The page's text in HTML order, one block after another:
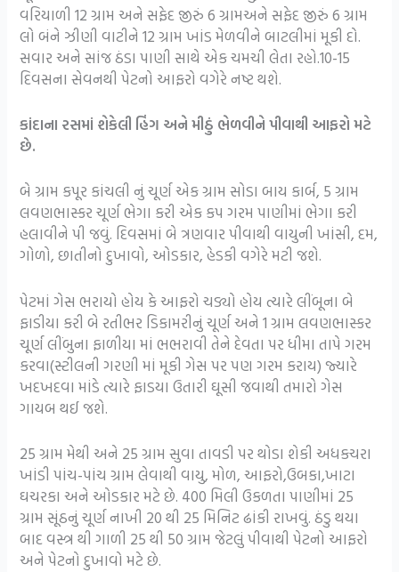
વરિયાળી 12 ગ્રામ અને સફેદ જીરું 6 ગ્રામઅને સફેદ જીરું 6 ગ્રામ
લો બંને ઝીણી વાટીને 12 ગ્રામ ખાંડ મેળવીને બાટલીમાં મૂકી દો.
સવાર અને સાંજ ઠંડા પાણી સાથે એક ચમચી લેતા રહો.10-15
દિવસના સેવનથી પેટનો આફરો વગેરે નષ્ટ થશે.
કાંદાના રસમાં શેકેલી હિંગ અને મીઠું ભેળવીને પીવાથી આફરો મટે
છે.
બે ગ્રામ કપૂર કાંચલી નું ચૂર્ણ એક ગ્રામ સોડા બાય કાર્બ, 5 ગ્રામ
લવણભાસ્કર ચૂર્ણ ભેગા કરી એક કપ ગરમ પાણીમાં ભેગા કરી
હલાવીને પી જવું. દિવસમાં બે ત્રણવાર પીવાથી વાયુની ખાંસી, દમ,
ગોળો, છાતીનો દુખાવો, ઓડકાર, હેડકી વગેરે મટી જશે.
પેટમાં ગેસ ભરાયો હોય કે આફરો ચડ્યો હોય ત્યારે લીંબૂના બે
ફાડીયા કરી બે રતીભર ડિકામરીનું ચૂર્ણ અને 1 ગ્રામ લવણભાસ્કર
ચૂર્ણ લીંબુના ફાળીયા માં ભભરાવી તેને દેવતા પર ધીમા તાપે ગરમ
કરવા(સ્ટીલની ગરણી માં મૂકી ગેસ પર પણ ગરમ કરાય) જ્યારે
ખદખદવા માંડે ત્યારે ફાડયા ઉતારી ઘૂસી જવાથી તમારો ગેસ
ગાયબ થઈ જશે.
25 ગ્રામ મેથી અને 25 ગ્રામ સુવા તાવડી પર થોડા શેકી અધકચરા
ખાંડી પાંચ-પાંચ ગ્રામ લેવાથી વાયુ, મોળ, આફરો,ઉબકા,ખાટા
ઘચરકા અને ઓડકાર મટે છે. 400 મિલી ઉકળતા પાણીમાં 25
ગ્રામ સૂંઠનું ચૂર્ણ નાખી 20 થી 25 મિનિટ ઢાંકી રાખવું. ઠંડુ થયા
બાદ વસ્ત્ર થી ગાળી 25 થી 50 ગ્રામ જેટલું પીવાથી પેટનો આફરો
અને પેટનો દુખાવો મટે છે.